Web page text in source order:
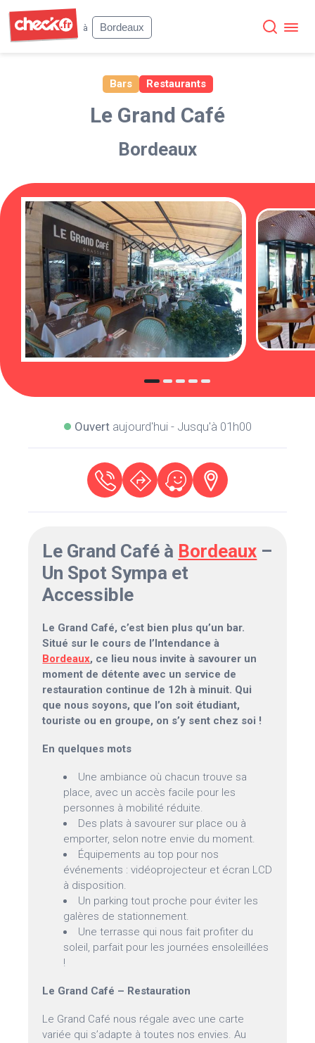
à
Bordeaux
Bars Restaurants
Le Grand Café
Bordeaux
Ouvertaujourd'hui - Jusqu'à 01h00
Le Grand Café à Bordeaux –
Un Spot Sympa et
Accessible
Le Grand Café, c’est bien plus qu’un bar.
Situé sur le cours de l’Intendance à
Bordeaux, ce lieu nous invite à savourer un
moment de détente avec un service de
restauration continue de 12h à minuit. Qui
que nous soyons, que l’on soit étudiant,
touriste ou en groupe, on s’y sent chez soi !
En quelques mots
Une ambiance où chacun trouve sa
place, avec un accès facile pour les
personnes à mobilité réduite.
Des plats à savourer sur place ou à
emporter, selon notre envie du moment.
Équipements au top pour nos
événements : vidéoprojecteur et écran LCD
à disposition.
Un parking tout proche pour éviter les
galères de stationnement.
Une terrasse qui nous fait profiter du
soleil, parfait pour les journées ensoleillées
!
Le Grand Café – Restauration
Le Grand Café nous régale avec une carte
variée qui s’adapte à toutes nos envies. Au